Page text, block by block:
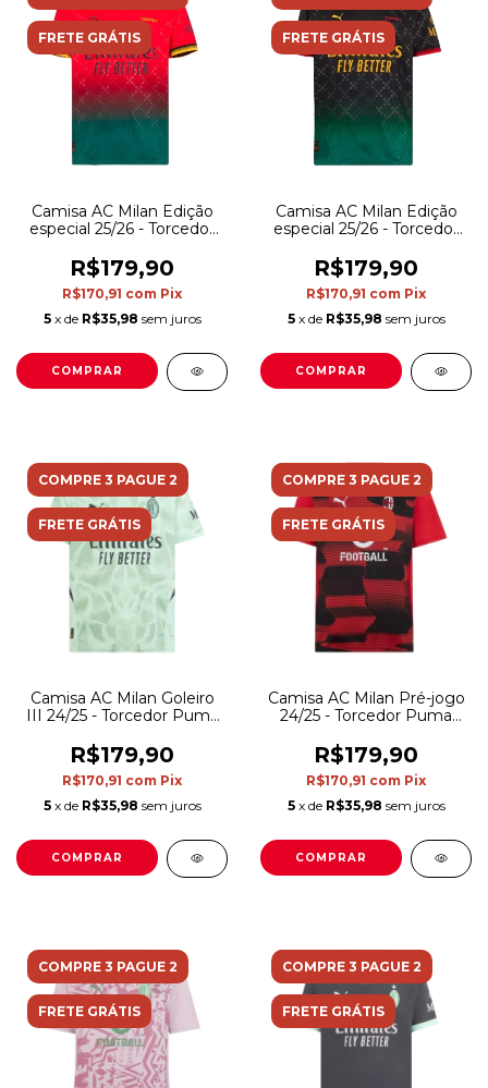
FRETE GRÁTIS
Camisa AC Milan Edição
especial 25/26 - Torcedor
Vermelha com detalhes
em verde
R$179,90
R$170,91 com Pix
5 x de R$35,98 sem juros
COMPRAR
FRETE GRÁTIS
Camisa AC Milan Edição
especial 25/26 - Torcedor
com detalhes em verde
R$179,90
R$170,91 com Pix
5 x de R$35,98 sem juros
COMPRAR
COMPRE 3 PAGUE 2
FRETE GRÁTIS
Camisa AC Milan Goleiro
III 24/25 - Torcedor Puma
detalhes em cinza
R$179,90
R$170,91 com Pix
5 x de R$35,98 sem juros
COMPRAR
COMPRE 3 PAGUE 2
FRETE GRÁTIS
Camisa AC Milan Pré-jogo
24/25 - Torcedor Puma
detalhes em preto
R$179,90
R$170,91 com Pix
5 x de R$35,98 sem juros
COMPRAR
COMPRE 3 PAGUE 2
FRETE GRÁTIS
COMPRE 3 PAGUE 2
FRETE GRÁTIS